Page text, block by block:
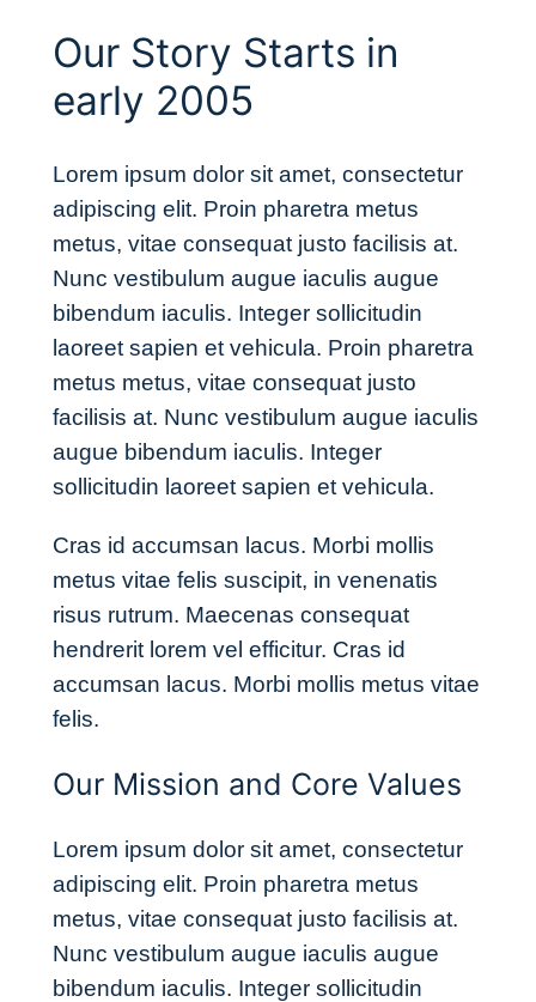
Our Story Starts in
early 2005
Lorem ipsum dolor sit amet, consectetur
adipiscing elit. Proin pharetra metus
metus, vitae consequat justo facilisis at.
Nunc vestibulum augue iaculis augue
bibendum iaculis. Integer sollicitudin
laoreet sapien et vehicula. Proin pharetra
metus metus, vitae consequat justo
facilisis at. Nunc vestibulum augue iaculis
augue bibendum iaculis. Integer
sollicitudin laoreet sapien et vehicula.
Cras id accumsan lacus. Morbi mollis
metus vitae felis suscipit, in venenatis
risus rutrum. Maecenas consequat
hendrerit lorem vel efficitur. Cras id
accumsan lacus. Morbi mollis metus vitae
felis.
Our Mission and Core Values
Lorem ipsum dolor sit amet, consectetur
adipiscing elit. Proin pharetra metus
metus, vitae consequat justo facilisis at.
Nunc vestibulum augue iaculis augue
bibendum iaculis. Integer sollicitudin